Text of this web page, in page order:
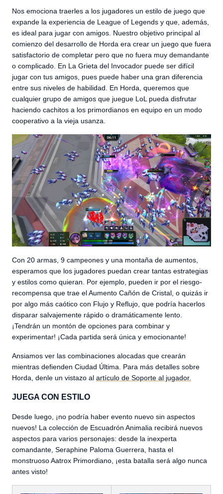
Nos emociona traerles a los jugadores un estilo de juego que
expande la experiencia de League of Legends y que, además,
es ideal para jugar con amigos. Nuestro objetivo principal al
comienzo del desarrollo de Horda era crear un juego que fuera
satisfactorio de completar pero que no fuera muy demandante
o complicado. En La Grieta del Invocador puede ser difícil
jugar con tus amigos, pues puede haber una gran diferencia
entre sus niveles de habilidad. En Horda, queremos que
cualquier grupo de amigos que juegue LoL pueda disfrutar
haciendo cachitos a los primordianos en equipo en un modo
cooperativo a la vieja usanza.
Con 20 armas, 9 campeones y una montaña de aumentos,
esperamos que los jugadores puedan crear tantas estrategias
y estilos como quieran. Por ejemplo, pueden ir por el riesgo-
recompensa que trae el Aumento Cañón de Cristal, o quizás ir
por algo más caótico con Flujo y Reflujo, que podría hacerlos
disparar salvajemente rápido o dramáticamente lento.
¡Tendrán un montón de opciones para combinar y
experimentar! ¡Cada partida será única y emocionante!
Ansiamos ver las combinaciones alocadas que crearán
mientras defienden Ciudad Última. Para más detalles sobre
Horda, denle un vistazo al artículo de Soporte al jugador.
JUEGA CON ESTILO
Desde luego, ¡no podría haber evento nuevo sin aspectos
nuevos! La colección de Escuadrón Animalia recibirá nuevos
aspectos para varios personajes: desde la inexperta
comandante, Seraphine Paloma Guerrera, hasta el
monstruoso Aatrox Primordiano, ¡esta batalla será algo nunca
antes visto!